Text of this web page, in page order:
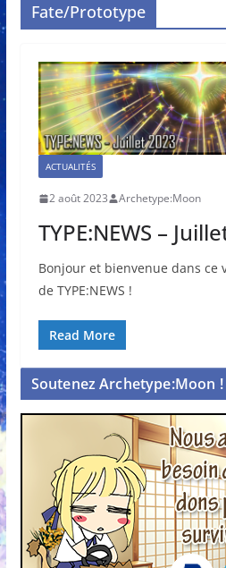
Fate/Prototype
ACTUALITÉS
2 août 2023 Archetype:Moon
TYPE:NEWS –
Bonjour et bienvenue dans ce
de TYPE:NEWS !
Read More
Soutenez Archetype:Moon !